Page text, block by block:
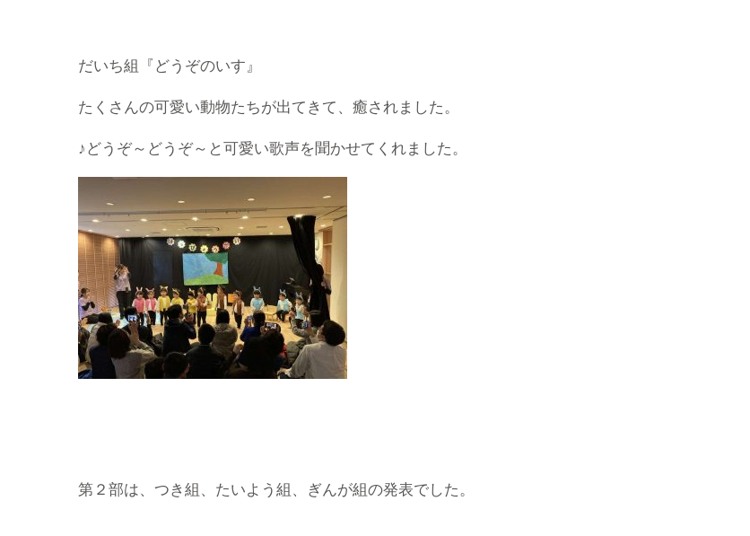
だいち組『どうぞのいす』
たくさんの可愛い動物たちが出てきて、癒されました。
♪どうぞ～どうぞ～と可愛い歌声を聞かせてくれました。
第２部は、つき組、たいよう組、ぎんが組の発表でした。